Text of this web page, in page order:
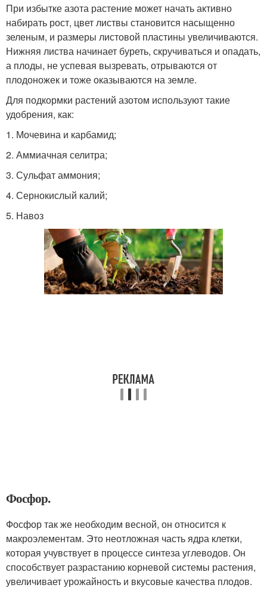
При избытке азота растение может начать активно
набирать рост, цвет листвы становится насыщенно
зеленым, и размеры листовой пластины увеличиваются.
Нижняя листва начинает буреть, скручиваться и опадать,
а плоды, не успевая вызревать, отрываются от
плодоножек и тоже оказываются на земле.
Для подкормки растений азотом используют такие
удобрения, как:
1. Мочевина и карбамид;
2. Аммиачная селитра;
3. Сульфат аммония;
4. Сернокислый калий;
5. Навоз
Фосфор.
Фосфор так же необходим весной, он относится к
макроэлементам. Это неотложная часть ядра клетки,
которая учувствует в процессе синтеза углеводов. Он
способствует разрастанию корневой системы растения,
увеличивает урожайность и вкусовые качества плодов.